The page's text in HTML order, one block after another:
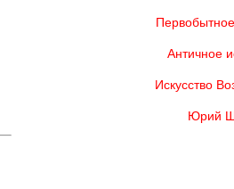
Античное
Искусство
Юрий